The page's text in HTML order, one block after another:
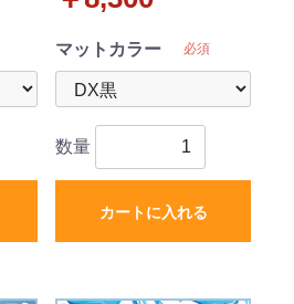
品
マットカラー 必須
数量
カートに入れる